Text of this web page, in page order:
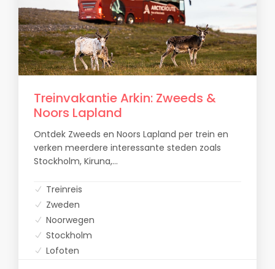
Treinvakantie Arkin: Zweeds &
Noors Lapland
Ontdek Zweeds en Noors Lapland per trein en
verken meerdere interessante steden zoals
Stockholm, Kiruna,...
Treinreis
Zweden
Noorwegen
Stockholm
Lofoten